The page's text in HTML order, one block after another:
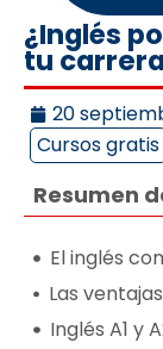
¿Inglés
tu
20
Cursos gratis
Resumen
El inglés